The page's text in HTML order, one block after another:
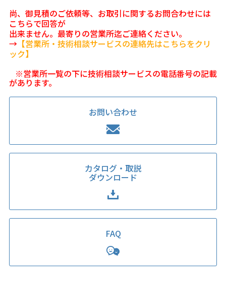
尚、御見積のご依頼等、お取引に関するお問合わせには
こちらで回答が
出来ません。最寄りの営業所迄ご連絡ください。
→【営業所・技術相談サービスの連絡先はこちらをクリ
ック】
※営業所一覧の下に技術相談サービスの電話番号の記載
があります。
お問い合わせ
カタログ・取説
ダウンロード
FAQ